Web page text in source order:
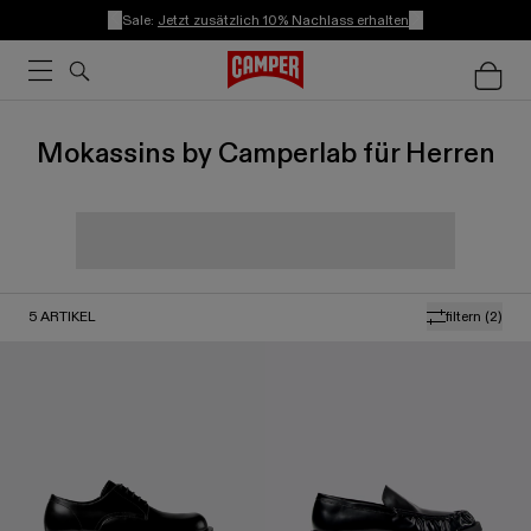
Sale: Jetzt zusätzlich 10% Nachlass erhalten
Mokassins by Camperlab für Herren
filtern (2)
5 ARTIKEL